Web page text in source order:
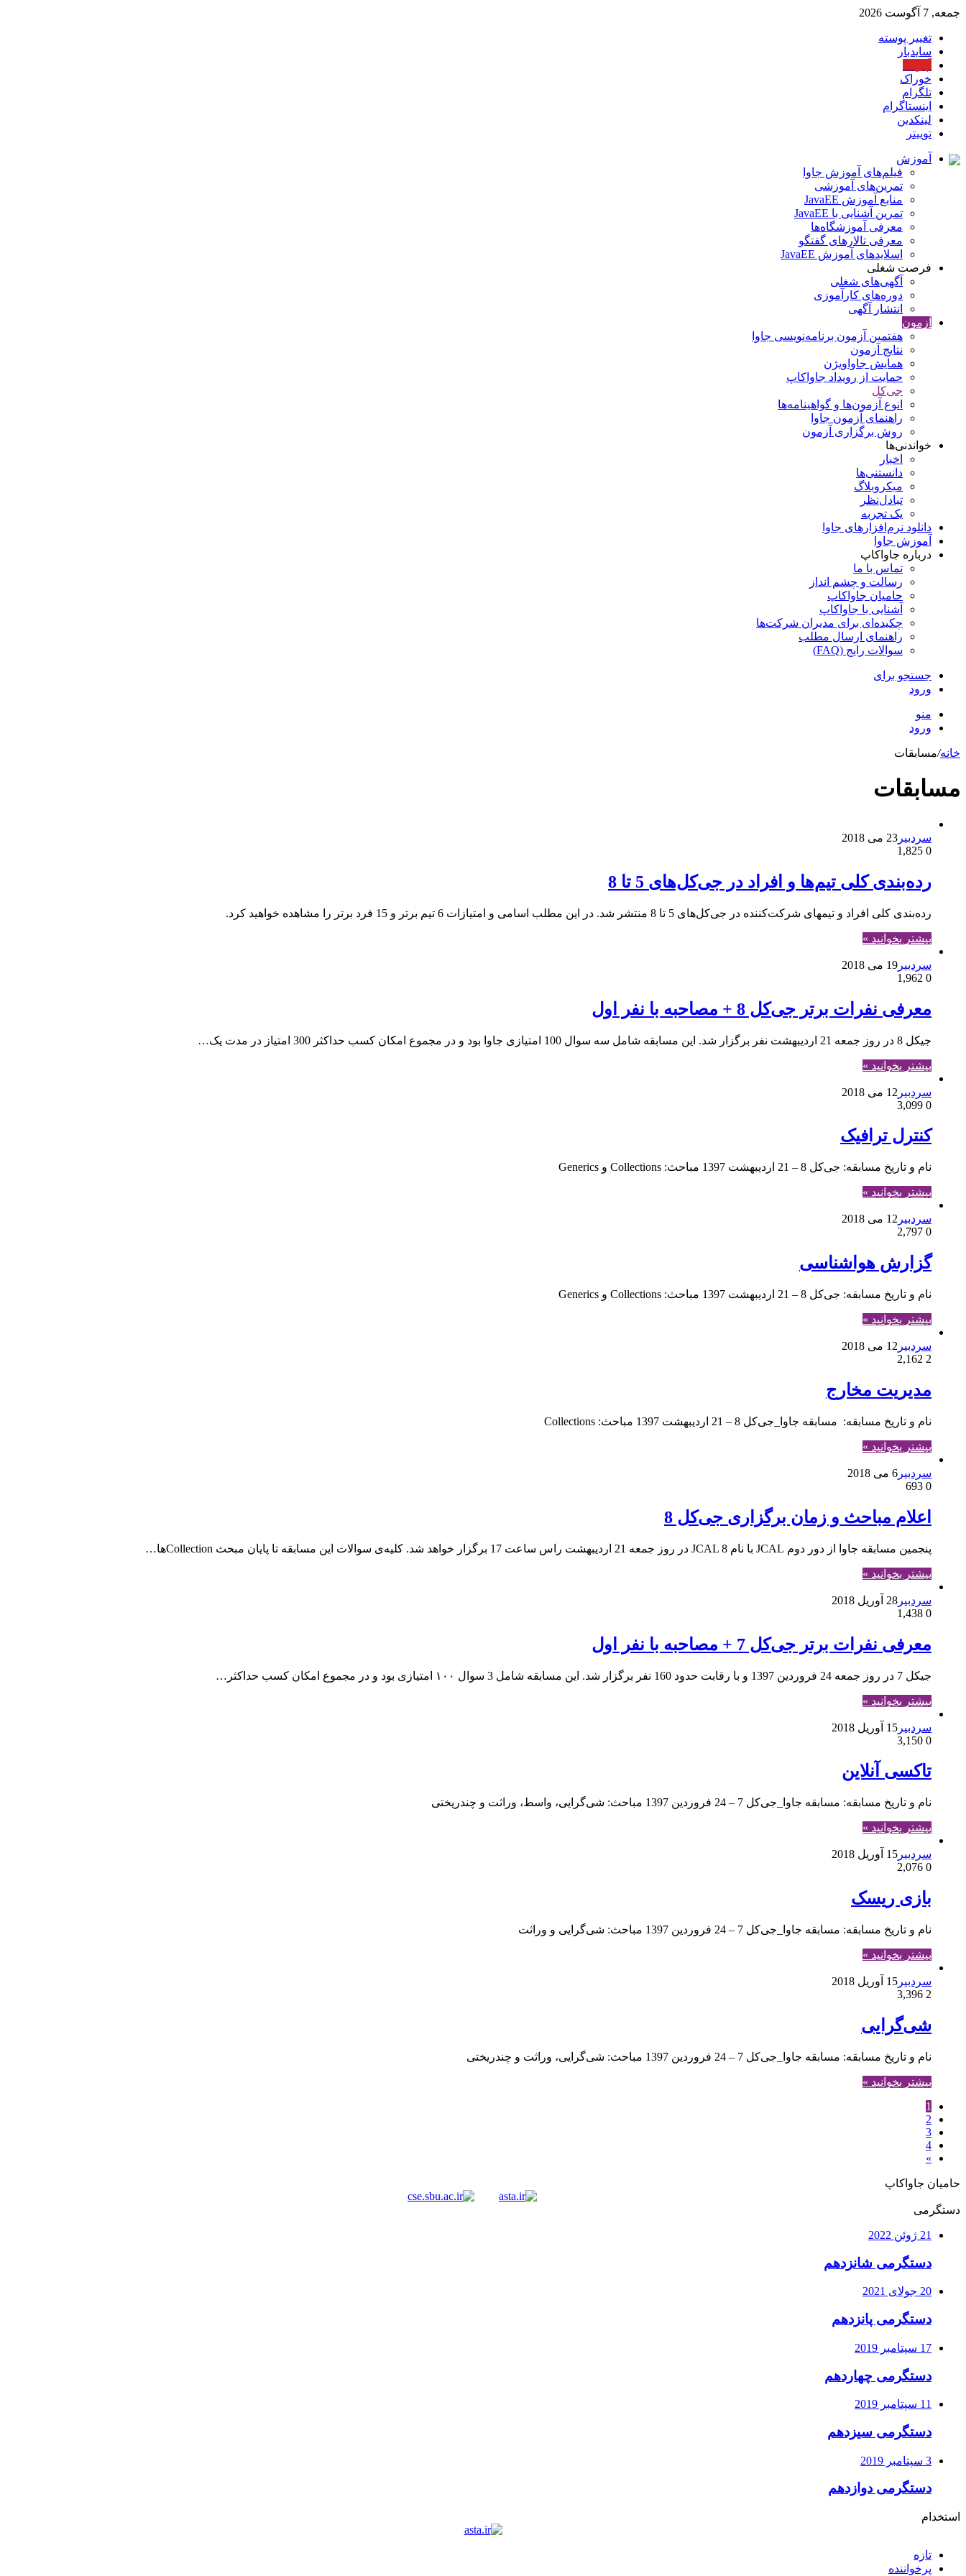
جمعه, 7 آگوست 2026
تغییر پوسته
سایدبار
خوراک
تلگرام
اینستاگرام
لینکدین
توییتر
آموزش
فیلم‌های آموزش جاوا
تمرین‌های آموزشی
منابع آموزش JavaEE
تمرین آشنایی با JavaEE
معرفی آموزشگاه‌ها
معرفی تالارهای گفتگو
اسلایدهای آموزش JavaEE
فرصت شغلی
آگهی‌های شغلی
دوره‌های کارآموزی
انتشار آگهی
آزمون
هفتمین آزمون برنامه‌نویسی جاوا
نتایج آزمون
همایش جاواویژن
حمایت از رویداد جاواکاپ
جی‌کل
انوع آزمون‌ها و گواهینامه‌ها
راهنمای آزمون جاوا
روش برگزاری آزمون
خواندنی‌ها
اخبار
دانستنی‌ها
میکروبلاگ
تبادل‌نظر
یک تجربه
دانلود نرم‌افزارهای جاوا
آموزش جاوا
درباره جاواکاپ
تماس با ما
رسالت و چشم انداز
حامیان جاواکاپ
آشنایی با جاواکاپ
چکیده‌ای برای مدیران شرکت‌ها
راهنمای ارسال مطلب
سوالات رایج (FAQ)
جستجو برای
ورود
منو
ورود
خانه/مسابقات
مسابقات
سردبیر 23 می 2018
0
رده‌بندی کلی تیم‌ها و افراد در جی‌کل‌های 5 تا 8
رده‌بندی کلی افراد و تیم‎های شرکت‌کننده در جی‌کل‌های 5 تا 8 منتشر شد. در این مطلب اسامی و امتیازات 6 تیم برتر و 15 فرد برتر را مشاهده خواهید کرد.
بیشتر بخوانید »
سردبیر 19 می 2018
0
معرفی نفرات برتر جی‌کل 8 + مصاحبه با نفر اول
جی‎کل 8 در روز جمعه 21 اردیبهشت نفر برگزار شد. این مسابقه شامل سه سوال 100 امتیازی جاوا بود و در مجموع امکان کسب حداکثر 300 امتیاز در مدت یک…
بیشتر بخوانید »
سردبیر 12 می 2018
0
کنترل ترافیک
نام و تاریخ مسابقه: جی‌کل 8 – 21 اردیبهشت 1397 مباحث: Collections و Generics
بیشتر بخوانید »
سردبیر 12 می 2018
0
گزارش هواشناسی
نام و تاریخ مسابقه: جی‌کل 8 – 21 اردیبهشت 1397 مباحث: Collections و Generics
بیشتر بخوانید »
سردبیر 12 می 2018
2
مدیریت مخارج
نام و تاریخ مسابقه: مسابقه جاوا_جی‌کل 8 – 21 اردیبهشت 1397 مباحث: Collections
بیشتر بخوانید »
سردبیر 6 می 2018
0
اعلام مباحث و زمان برگزاری جی‌کل 8
پنجمین مسابقه جاوا از دور دوم JCAL با نام JCAL 8 در روز جمعه 21 اردیبهشت راس ساعت 17 برگزار خواهد شد. کلیه‌ی سوالات این مسابقه تا پایان مبحث Collectionها…
بیشتر بخوانید »
سردبیر 28 آوریل 2018
0
معرفی نفرات برتر جی‌کل 7 + مصاحبه با نفر اول
جی‎کل 7 در روز جمعه 24 فروردین 1397 و با رقابت حدود 160 نفر برگزار شد. این مسابقه شامل 3 سوال ۱۰۰ امتیازی بود و در مجموع امکان کسب حداکثر…
بیشتر بخوانید »
سردبیر 15 آوریل 2018
0
تاکسی آنلاین
نام و تاریخ مسابقه: مسابقه جاوا_جی‌کل 7 – 24 فروردین 1397 مباحث: شی‌گرایی، واسط، وراثت و چندریختی
بیشتر بخوانید »
سردبیر 15 آوریل 2018
0
بازی ریسک
نام و تاریخ مسابقه: مسابقه جاوا_جی‌کل 7 – 24 فروردین 1397 مباحث: شی‌گرایی و وراثت
بیشتر بخوانید »
سردبیر 15 آوریل 2018
2
شی‌گرایی
نام و تاریخ مسابقه: مسابقه جاوا_جی‌کل 7 – 24 فروردین 1397 مباحث: شی‌گرایی، وراثت و چندریختی
بیشتر بخوانید »
1
2
3
4
»
حامیان جاواکاپ
دستگرمی
21 ژوئن 2022
دستگرمی شانزدهم
20 جولای 2021
دستگرمی پانزدهم
17 سپتامبر 2019
دستگرمی چهاردهم
11 سپتامبر 2019
دستگرمی سیزدهم
3 سپتامبر 2019
دستگرمی دوازدهم
استخدام
تازه
پرخواننده